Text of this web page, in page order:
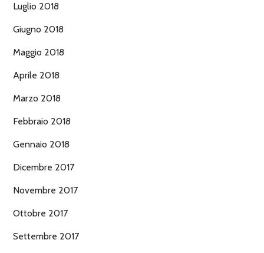
Luglio 2018
Giugno 2018
Maggio 2018
Aprile 2018
Marzo 2018
Febbraio 2018
Gennaio 2018
Dicembre 2017
Novembre 2017
Ottobre 2017
Settembre 2017